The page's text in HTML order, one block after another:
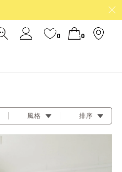
0 0
風格 排序